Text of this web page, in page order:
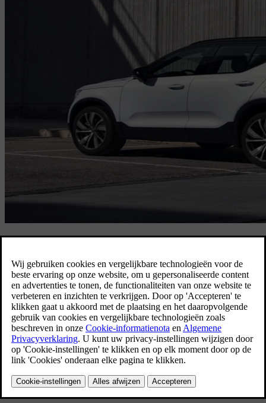
De voordelen
Kies zelf uw voorschot en restwaarde op het einde van het contract.
Profiteer van een interessante maandelijkse aflossing. Kies op het
einde van het contract of u uw Volvo behoudt, teruggeeft aan uw
verdeler, of het contract vernieuwt voor een nieuwe Volvo.
Contacteer uw verdeler
Eigenschappen Ballonfinanciering